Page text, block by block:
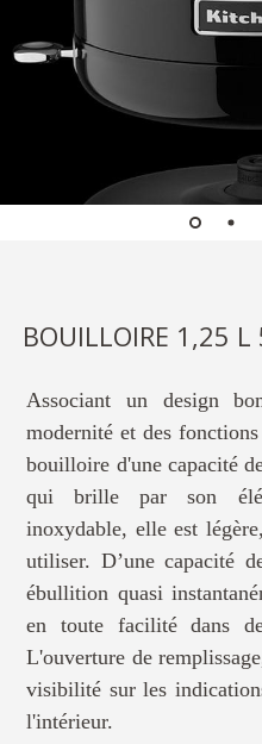
BOUILLOIRE 1,25
Associant un design
modernité et des
bouilloire d'une capacité
qui brille par son
inoxydable, elle est
utiliser. D’une capacité
ébullition quasi
en toute facilité dans
L'ouverture de
visibilité sur les
l'intérieur.